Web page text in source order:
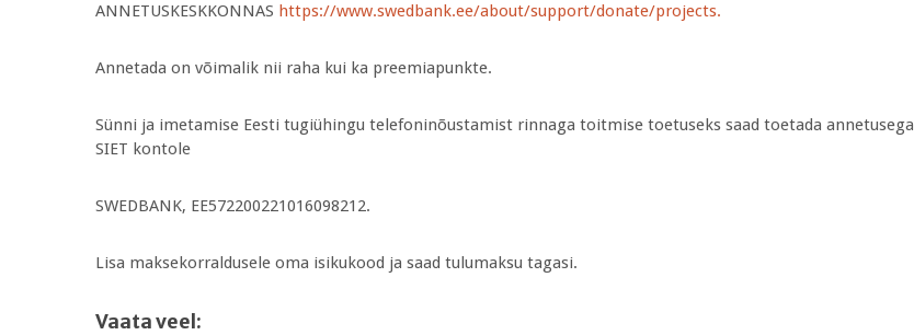
ANNETUSKESKKONNAS https://www.swedbank.ee/about/support/donate/projects.
Annetada on võimalik nii raha kui ka preemiapunkte.
Sünni ja imetamise Eesti tugiühingu telefoninõustamist rinnaga toitmise toetuseks saad toetada annetusega
SIET kontole
SWEDBANK, EE572200221016098212.
Lisa maksekorraldusele oma isikukood ja saad tulumaksu tagasi.
Vaata veel: